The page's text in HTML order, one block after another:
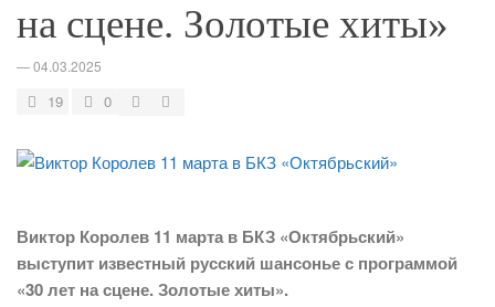
на сцене. Золотые хиты»
—04.03.2025
19 0
Виктор Королев 11 марта в БКЗ «Октябрьский»
выступит известный русский шансоньес программой
«30 лет на сцене. Золотые хиты».